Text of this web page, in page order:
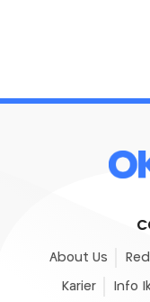
About Us
Karier Info